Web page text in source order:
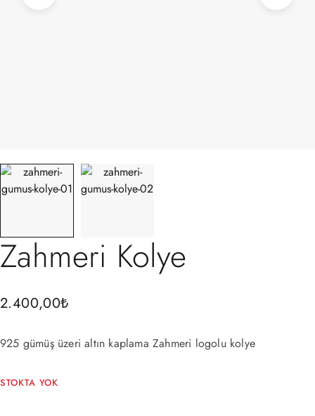
Zahmeri Kolye
2.400,00₺
925 gümüş üzeri altın kaplama Zahmeri logolu kolye
STOKTA YOK